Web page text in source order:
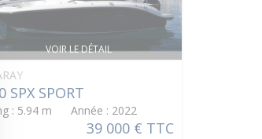
VOIR LE DÉTAIL
SPX SPORT
: 5.94 m Année : 2022
39 000 € TTC